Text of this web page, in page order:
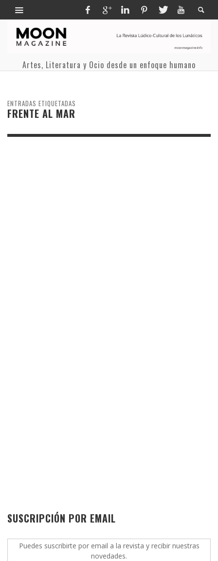
Artes, Literatura y Ocio desde un enfoque humano
ENTRADAS ETIQUETADAS
FRENTE AL MAR
SUSCRIPCIÓN POR EMAIL
Puedes suscribirte por email a la revista y recibir nuestras
novedades.